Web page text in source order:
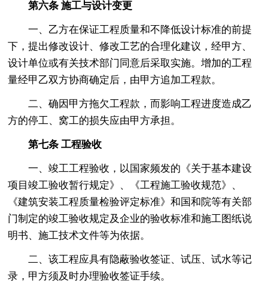
第六条 施工与设计变更
一、乙方在保证工程质量和不降低设计标准的前提
下，提出修改设计、修改工艺的合理化建议，经甲方、
设计单位或有关技术部门同意后采取实施。增加的工程
量经甲乙双方协商确定后，由甲方追加工程款。
二、确因甲方拖欠工程款，而影响工程进度造成乙
方的停工、窝工的损失应由甲方承担。
第七条 工程验收
一、竣工工程验收，以国家频发的《关于基本建设
项目竣工验收暂行规定》、《工程施工验收规范》、
《建筑安装工程质量检验评定标准》和国和院等有关部
门制定的竣工验收规定及企业的验收标准和施工图纸说
明书、施工技术文件等为依据。
二、该工程应具有隐蔽验收签证、试压、试水等记
录，甲方须及时办理验收签证手续。